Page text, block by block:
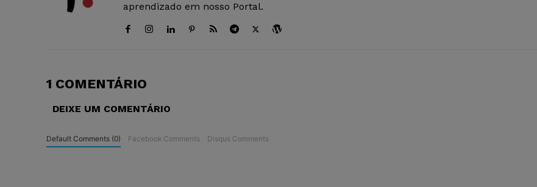
aprendizado em nosso Portal.
1 COMENTÁRIO
DEIXE UM COMENTÁRIO
Default Comments (0) Facebook Comments Disqus Comments